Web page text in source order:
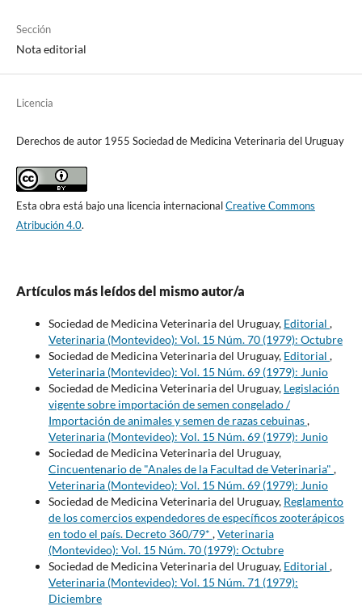
Sección
Nota editorial
Licencia
Derechos de autor 1955 Sociedad de Medicina Veterinaria del Uruguay
Esta obra está bajo una licencia internacionalCreative Commons
Atribución 4.0.
Artículos más leídos del mismo autor/a
Sociedad de Medicina Veterinaria del Uruguay, Editorial ,
Veterinaria (Montevideo): Vol. 15 Núm. 70 (1979): Octubre
Sociedad de Medicina Veterinaria del Uruguay, Editorial ,
Veterinaria (Montevideo): Vol. 15 Núm. 69 (1979): Junio
Sociedad de Medicina Veterinaria del Uruguay, Legislación
vigente sobre importación de semen congelado /
Importación de animales y semen de razas cebuinas,
Veterinaria (Montevideo): Vol. 15 Núm. 69 (1979): Junio
Sociedad de Medicina Veterinaria del Uruguay,
Cincuentenario de "Anales de la Facultad de Veterinaria" ,
Veterinaria (Montevideo): Vol. 15 Núm. 69 (1979): Junio
Sociedad de Medicina Veterinaria del Uruguay, Reglamento
de los comercios expendedores de específicos zooterápicos
en todo el país. Decreto 360/79* ,Veterinaria
(Montevideo): Vol. 15 Núm. 70 (1979): Octubre
Sociedad de Medicina Veterinaria del Uruguay, Editorial ,
Veterinaria (Montevideo): Vol. 15 Núm. 71 (1979):
Diciembre